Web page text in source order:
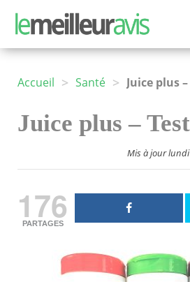
Accueil > Santé > Juice plus
Juice plus –
Mis à jour lundi
176
PARTAGES